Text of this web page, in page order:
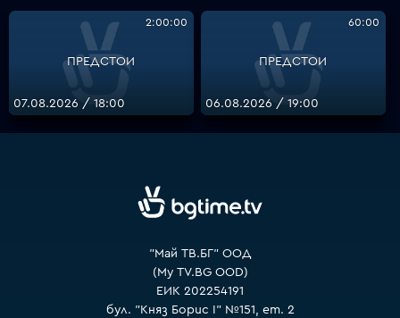
ПРЕДСТОИ
2:00:00
07.08.2026 / 18:00
ПРЕДСТОИ
60:00
06.08.2026 / 19:00
"Май ТВ.БГ" ООД
(My TV.BG OOD)
ЕИК 202254191
бул. "Княз Борис I" №151, ет. 2